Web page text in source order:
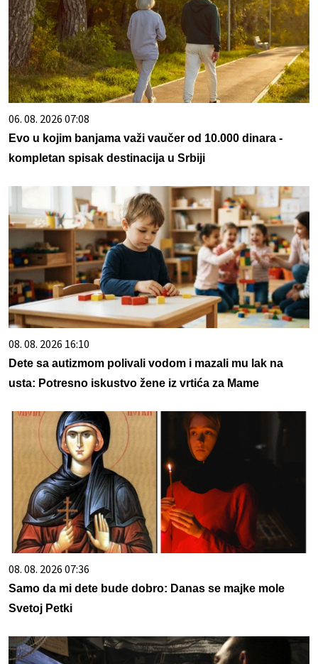
06. 08. 2026 07:08
Evo u kojim banjama važi vaučer od 10.000 dinara -
kompletan spisak destinacija u Srbiji
08. 08. 2026 16:10
Dete sa autizmom polivali vodom i mazali mu lak na
usta: Potresno iskustvo žene iz vrtića za Mame
08. 08. 2026 07:36
Samo da mi dete bude dobro: Danas se majke mole
Svetoj Petki